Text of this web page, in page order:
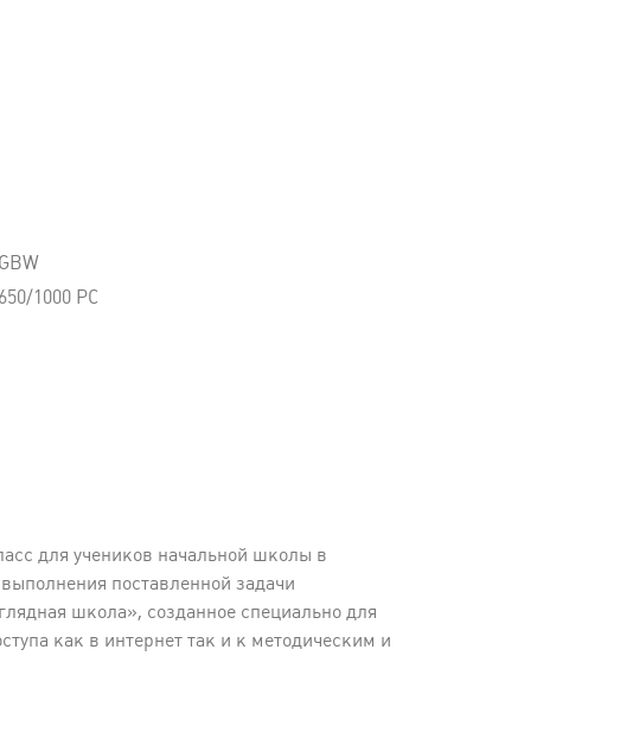
1000 PC
для учеников начальной школы в
поставленной задачи
школа», созданное специально для
как в интернет так и к методическим и